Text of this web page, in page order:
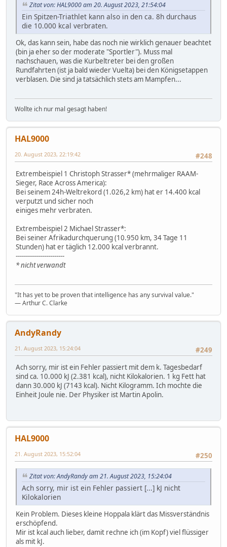
Zitat von: HAL9000 am 20. August 2023, 21:54:04
Ein Spitzen-Triathlet kann also in den ca. 8h durchaus
die 10.000 kcal verbraten.
Ok, das kann sein, habe das noch nie wirklich genauer beachtet
(bin ja eher so der moderate "Sportler"). Muss mal
nachschauen, was die Kurbeltreter bei den großen
Rundfahrten (ist ja bald wieder Vuelta) bei den Königsetappen
verblasen. Die sind ja tatsächlich stets am Mampfen...
Wollte ich nur mal gesagt haben!
HAL9000
#248
20. August 2023, 22:19:42
Extrembeispiel 1 Christoph Strasser* (mehrmaliger RAAM-
Sieger, Race Across America):
Bei seinem 24h-Weltrekord (1.026,2 km) hat er 14.400 kcal
verputzt und sicher noch
einiges mehr verbraten.
Extrembeispiel 2 Michael Strasser*:
Bei seiner Afrikadurchquerung (10.950 km, 34 Tage 11
Stunden) hat er täglich 12.000 kcal verbrannt.
------------------------
* nicht verwandt
"It has yet to be proven that intelligence has any survival value."
― Arthur C. Clarke
AndyRandy
#249
21. August 2023, 15:24:04
Ach sorry, mir ist ein Fehler passiert mit dem k. Tagesbedarf
sind ca. 10.000 kJ (2.381 kcal), nicht Kilokalorien. 1 kg Fett hat
dann 30.000 kJ (7143 kcal). Nicht Kilogramm. Ich mochte die
Einheit Joule nie. Der Physiker ist Martin Apolin.
HAL9000
#250
21. August 2023, 15:52:04
Zitat von: AndyRandy am 21. August 2023, 15:24:04
Ach sorry, mir ist ein Fehler passiert [...] kJ nicht
Kilokalorien
Kein Problem. Dieses kleine Hoppala klärt das Missverständnis
erschöpfend.
Mir ist kcal auch lieber, damit rechne ich (im Kopf) viel flüssiger
als mit kJ.